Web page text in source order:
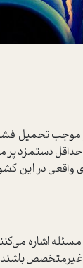
موجب تحمیل
در این
اشاره
غیرمتخصص